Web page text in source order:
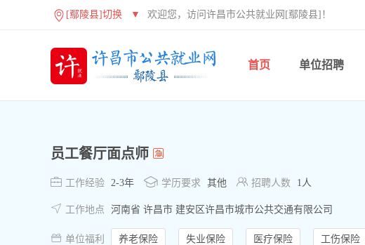
[鄢陵县]切换 ▼ 欢迎您，访问许昌市公共就业网[鄢陵县]！
首页 单位招聘
员工餐厅面点师
 工作经验 2-3年  学历要求 其他  招聘人数 1人
 工作地点 河南省 许昌市 建安区许昌市城市公共交通有限公司
 单位福利 养老保险 失业保险 医疗保险 工伤保险